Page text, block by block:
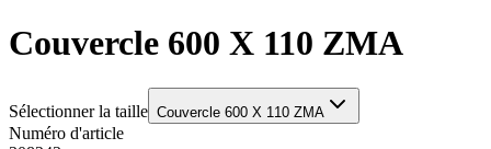
Couvercle 600 X 110 ZMA
Sélectionner la taille Couvercle 600 X 110 ZMA
Numéro d'article